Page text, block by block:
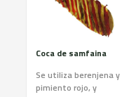
Coca de samfaina
Se utiliza berenjena y
pimiento rojo, y